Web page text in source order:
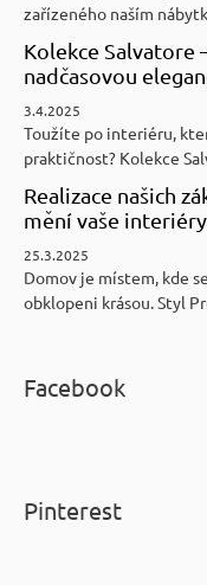
zařízeného naším
Kolekce Salvatore
nadčasovou
3.4.2025
Toužíte po interiéru,
praktičnost? Kolekce
Realizace našich
mění vaše interiéry
25.3.2025
Domov je místem, kde
obklopeni krásou. Styl
Facebook
Pinterest